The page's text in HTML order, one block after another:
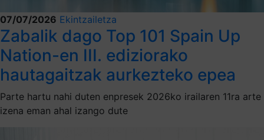
07/07/2026 Ekintzailetza
Zabalik dago Top 101 Spain Up
Nation-en III. ediziorako
hautagaitzak aurkezteko epea
Parte hartu nahi duten enpresek 2026ko irailaren 11ra arte
izena eman ahal izango dute